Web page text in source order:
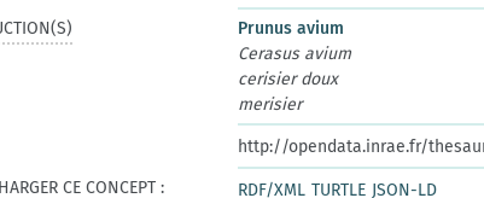
Prunus avium
Cerasus avium
cerisier doux
merisier
http://opendata.inrae.fr/
CE CONCEPT :
RDF/XML TURTLE JSON-LD